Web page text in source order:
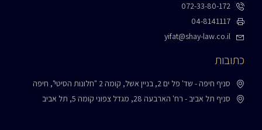
072-33-80-172
04-8141117
yifat@shay-law.co.il
כתובות
סניף חיפה - שד' פל ים 2, בניין אשל, קומה 2 "חלונות הסיטי", חיפה
סניף תל אביב - רח' הארבעה 28, מגדל צפוני קומה 5, תל אביב